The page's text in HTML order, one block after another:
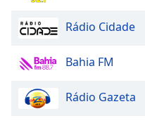
Caption
Area
Background
Color
Rádio Cidade
Bahia FM
Rádio Gazeta